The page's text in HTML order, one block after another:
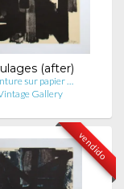
(after)
sur papier …
Gallery
vendido